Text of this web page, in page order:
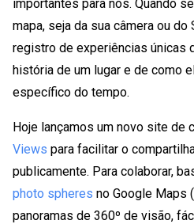
importantes para nós. Quando
mapa, seja da sua câmera ou
registro de experiências únicas
história de um lugar e de como
específico do tempo.
Hoje lançamos um novo site de
Views para facilitar o
publicamente. Para colaborar,
photo spheres no Google Maps
panoramas de 360º de visão,